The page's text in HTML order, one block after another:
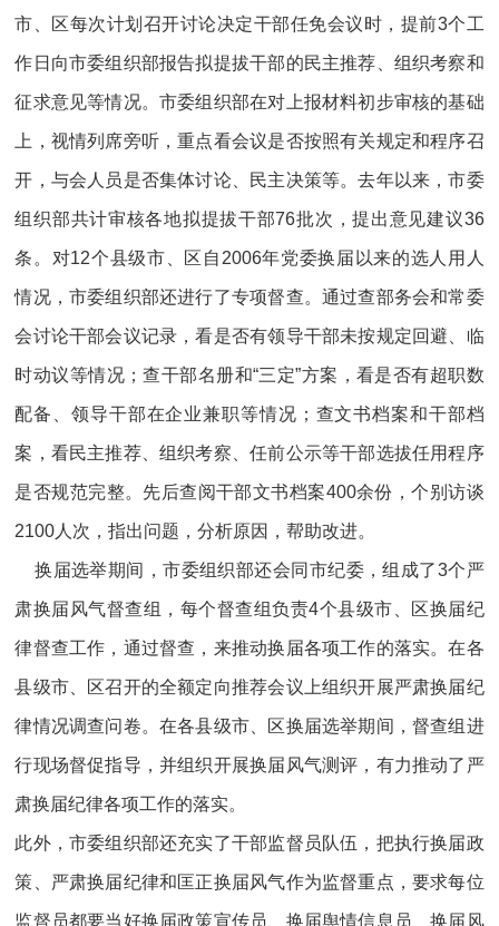
市、区每次计划召开讨论决定干部任免会议时，提前3个工
作日向市委组织部报告拟提拔干部的民主推荐、组织考察和
征求意见等情况。市委组织部在对上报材料初步审核的基础
上，视情列席旁听，重点看会议是否按照有关规定和程序召
开，与会人员是否集体讨论、民主决策等。去年以来，市委
组织部共计审核各地拟提拔干部76批次，提出意见建议36
条。对12个县级市、区自2006年党委换届以来的选人用人
情况，市委组织部还进行了专项督查。通过查部务会和常委
会讨论干部会议记录，看是否有领导干部未按规定回避、临
时动议等情况；查干部名册和“三定”方案，看是否有超职数
配备、领导干部在企业兼职等情况；查文书档案和干部档
案，看民主推荐、组织考察、任前公示等干部选拔任用程序
是否规范完整。先后查阅干部文书档案400余份，个别访谈
2100人次，指出问题，分析原因，帮助改进。
换届选举期间，市委组织部还会同市纪委，组成了3个严
肃换届风气督查组，每个督查组负责4个县级市、区换届纪
律督查工作，通过督查，来推动换届各项工作的落实。在各
县级市、区召开的全额定向推荐会议上组织开展严肃换届纪
律情况调查问卷。在各县级市、区换届选举期间，督查组进
行现场督促指导，并组织开展换届风气测评，有力推动了严
肃换届纪律各项工作的落实。
此外，市委组织部还充实了干部监督员队伍，把执行换届政
策、严肃换届纪律和匡正换届风气作为监督重点，要求每位
监督员都要当好换届政策宣传员、换届舆情信息员、换届风